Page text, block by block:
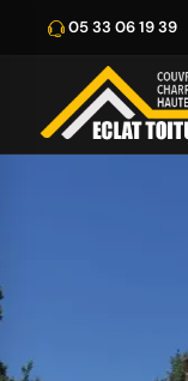
05 33 06 19 39